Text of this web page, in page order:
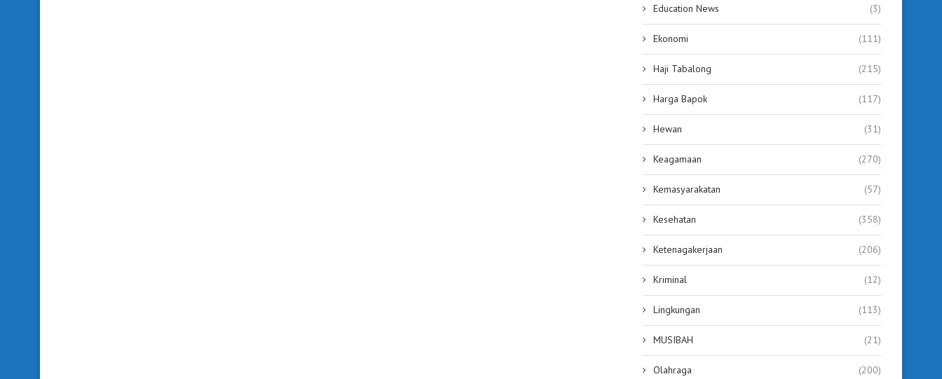
Education News (3)
Ekonomi (111)
Haji Tabalong (215)
Harga Bapok (117)
Hewan (31)
Keagamaan (270)
Kemasyarakatan (57)
Kesehatan (358)
Ketenagakerjaan (206)
Kriminal (12)
Lingkungan (113)
MUSIBAH (21)
Olahraga (200)